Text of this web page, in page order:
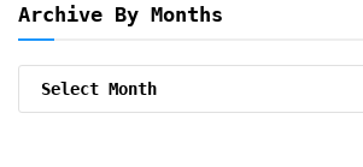
Archive By Months